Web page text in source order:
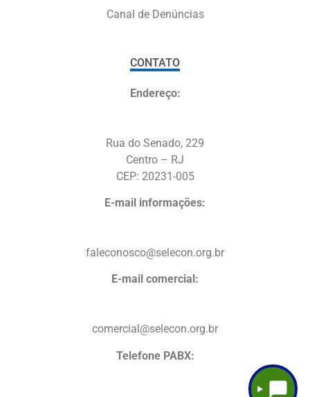
Canal de Denúncias
CONTATO
Endereço:
Rua do Senado, 229
Centro – RJ
CEP: 20231-005
E-mail informações:
faleconosco@selecon.org.br
E-mail comercial:
comercial@selecon.org.br
Telefone PABX: